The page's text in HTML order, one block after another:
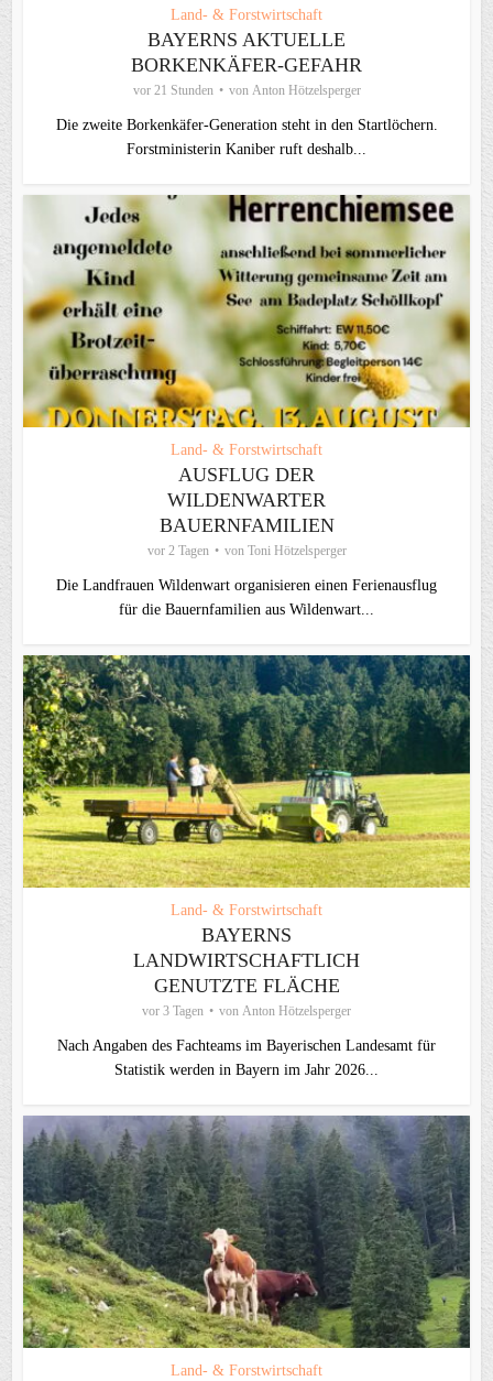
Land- & Forstwirtschaft
BAYERNS AKTUELLE
BORKENKÄFER-GEFAHR
vor 21 Stunden von Anton Hötzelsperger
Die zweite Borkenkäfer-Generation steht in den Startlöchern.
Forstministerin Kaniber ruft deshalb...
Land- & Forstwirtschaft
AUSFLUG DER
WILDENWARTER
BAUERNFAMILIEN
vor 2 Tagen von Toni Hötzelsperger
Die Landfrauen Wildenwart organisieren einen Ferienausflug
für die Bauernfamilien aus Wildenwart...
Land- & Forstwirtschaft
BAYERNS
LANDWIRTSCHAFTLICH
GENUTZTE FLÄCHE
vor 3 Tagen von Anton Hötzelsperger
Nach Angaben des Fachteams im Bayerischen Landesamt für
Statistik werden in Bayern im Jahr 2026...
Land- & Forstwirtschaft